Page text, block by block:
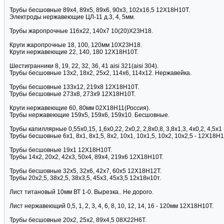
Трубы бесшовные 89х4, 89х5, 89х6, 90х3, 102х16,5 12Х18Н10Т.
Электроды нержавеющие ЦЛ-11 д.3, 4, 5мм.
Трубы жаропрочные 116х22, 140х7 10(20)Х23Н18.
Круги жаропрочные 18, 100, 120мм 10Х23Н18.
Круги нержавеющие 22, 140, 180 12Х18Н10Т.
Шестигранники 8, 19, 22, 32, 36, 41 aisi 321(aisi 304).
Трубы бесшовные 13х2, 18х2, 25х2, 114х6, 114х12. Нержавейка.
Трубы бесшовные 133х12, 219х8 12Х18Н10Т.
Трубы бесшовные 273х8, 273х9 12Х18Н10Т.
Круги нержавеющие 60, 80мм 02Х18Н11(Россия).
Трубы нержавеющие 159х5, 159х6, 159х10. Бесшовные.
Трубы капиллярные 0,55х0,15, 1,6х0,22, 2х0,2, 2,8х0,8, 3,8х1,3, 4х0,2,
Трубы бесшовные 6х1, 8х1, 8х1,5, 8х2, 10х1, 10х1,5, 10х2, 10х2,5 -
Трубы бесшовные 19х1 12Х18Н10Т.
Трубы 14х2, 20х2, 42х3, 50х4, 89х4, 219х6 12Х18Н10Т.
Трубы бесшовные 32х5, 32х6, 42х7, 60х5 12Х18Н12Т.
Трубы 20х2,5, 38х2,5, 38х3,5, 45х3, 45х3,5 12х18н10т.
Лист титановый 10мм ВТ 1-0. Вырезка.. Не дорого.
Лист нержавеющий 0,5, 1, 2, 3, 4, 6, 8, 10, 12, 14, 16 - 120мм 12Х18Н10Т.
Трубы бесшовные 20х2, 25х2, 89х4,5 08Х22Н6Т.